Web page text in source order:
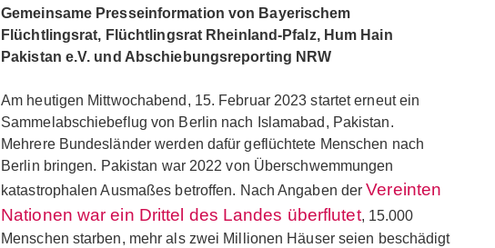
Gemeinsame Presseinformation von Bayerischem
Flüchtlingsrat, Flüchtlingsrat Rheinland-Pfalz, Hum Hain
Pakistan e.V. und Abschiebungsreporting NRW
Am heutigen Mittwochabend, 15. Februar 2023 startet erneut ein
Sammelabschiebeflug von Berlin nach Islamabad, Pakistan.
Mehrere Bundesländer werden dafür geflüchtete Menschen nach
Berlin bringen. Pakistan war 2022 von Überschwemmungen
katastrophalen Ausmaßes betroffen. Nach Angaben der Vereinten
Nationen war ein Drittel des Landes überflutet, 15.000
Menschen starben, mehr als zwei Millionen Häuser seien beschädigt